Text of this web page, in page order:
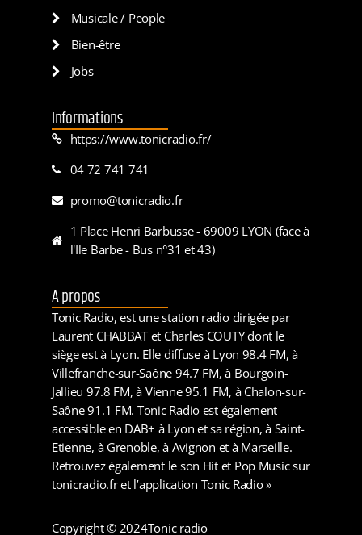
Musicale / People
Bien-être
Jobs
Informations
https://www.tonicradio.fr/
04 72 741 741
promo@tonicradio.fr
1 Place Henri Barbusse - 69009 LYON (face à
l'Ile Barbe - Bus n°31 et 43)
A propos
Tonic Radio, est une station radio dirigée par
Laurent CHABBAT et Charles COUTY dont le
siège est à Lyon. Elle diffuse à Lyon 98.4 FM, à
Villefranche-sur-Saône 94.7 FM, à Bourgoin-
Jallieu 97.8 FM, à Vienne 95.1 FM, à Chalon-sur-
Saône 91.1 FM. Tonic Radio est également
accessible en DAB+ à Lyon et sa région, à Saint-
Etienne, à Grenoble, à Avignon et à Marseille.
Retrouvez également le son Hit et Pop Music sur
tonicradio.fr et l’application Tonic Radio »
Copyright © 2024Tonic radio